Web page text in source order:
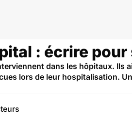
: écrire
dans les hôpitaux. Ils
lors de leur hospitalisation.